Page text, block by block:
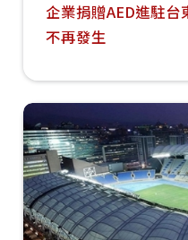
企業捐贈AED進駐
不再發生